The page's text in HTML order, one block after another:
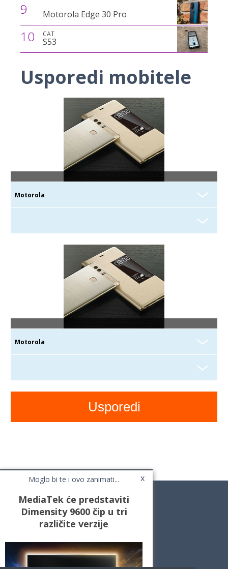
9 Motorola Edge 30 Pro
10 CAT
S53
Usporedi mobitele
Moglo bi te i ovo zanimati... x
MediaTek će predstaviti
Dimensity 9600 čip u tri
različite verzije
Top Liste
Cafe Mobil